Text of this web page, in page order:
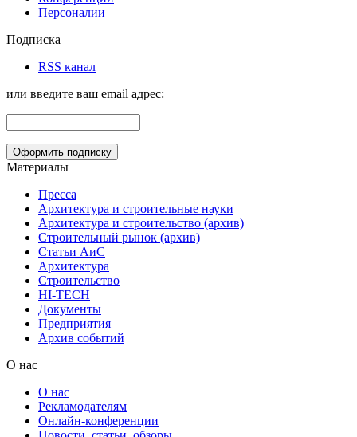
Персоналии
Подписка
RSS канал
или введите ваш email адрес:
Материалы
Пресса
Архитектура и строительные науки
Архитектура и строительство (архив)
Строительный рынок (архив)
Статьи АиС
Архитектура
Строительство
HI-TECH
Документы
Предприятия
Архив событий
О нас
О нас
Рекламодателям
Онлайн-конференции